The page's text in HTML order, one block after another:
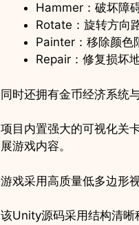
Hammer：破坏障
Rotate：旋转方向
Painter：移除颜色
Repair：修复损坏
同时还拥有金币经济系统
项目内置强大的可视化关
展游戏内容。
游戏采用高质量低多边形
该Unity源码采用结构清晰